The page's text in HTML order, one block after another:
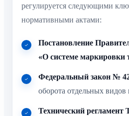
регулируется следующими
нормативными актами:
Постановление
«О системе маркировки
Федеральный закон №
оборота отдельных
Технический регламент